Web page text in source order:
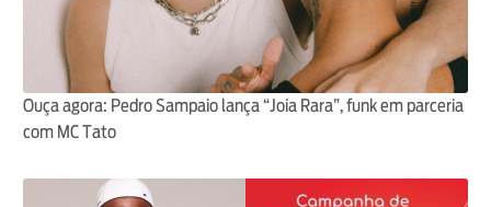
Ouça agora: Pedro Sampaio lança “Joia Rara”, funk em parceria
com MC Tato